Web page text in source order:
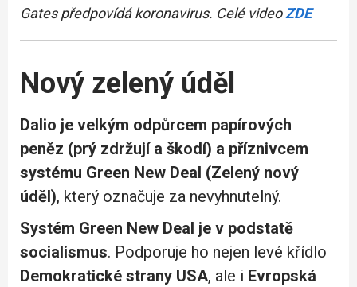
Gates předpovídá koronavirus. Celé videoZDE
Nový zelený úděl
Dalio je velkým odpůrcem papírových
peněz (prý zdržují a škodí) a příznivcem
systému Green New Deal (Zelený nový
úděl), který označuje za nevyhnutelný.
Systém Green New Deal je v podstatě
socialismus. Podporuje ho nejen levé křídlo
Demokratické strany USA, ale i Evropská